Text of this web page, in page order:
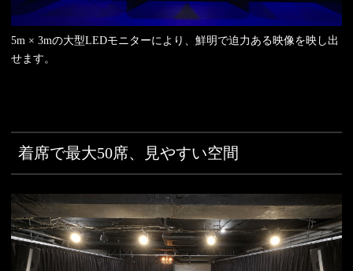
5m × 3mの大型LEDモニターにより、鮮明で迫力ある映像を映し出
せます。
着席で最大50席、見やすい空間